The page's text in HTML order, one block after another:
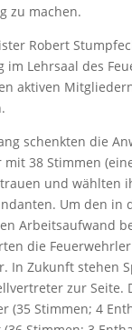
zu machen.
Robert
im Lehrsaal des
aktiven
schenkten die
mit 38 Stimmen
und wählten
Um den in
Arbeitsaufwand
die
In Zukunft stehen
zur Seite.
(35 Stimmen; 4